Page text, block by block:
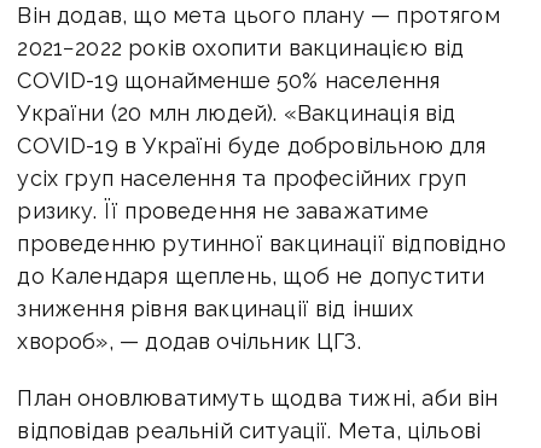
Він додав, що мета цього плану — протягом
2021−2022 років охопити вакцинацією від
COVID-19 щонайменше 50% населення
України (20 млн людей). «Вакцинація від
COVID-19 в Україні буде добровільною для
усіх груп населення та професійних груп
ризику. Її проведення не заважатиме
проведенню рутинної вакцинації відповідно
до Календаря щеплень, щоб не допустити
зниження рівня вакцинації від інших
хвороб», — додав очільник ЦГЗ.
План оновлюватимуть щодва тижні, аби він
відповідав реальній ситуації. Мета, цільові